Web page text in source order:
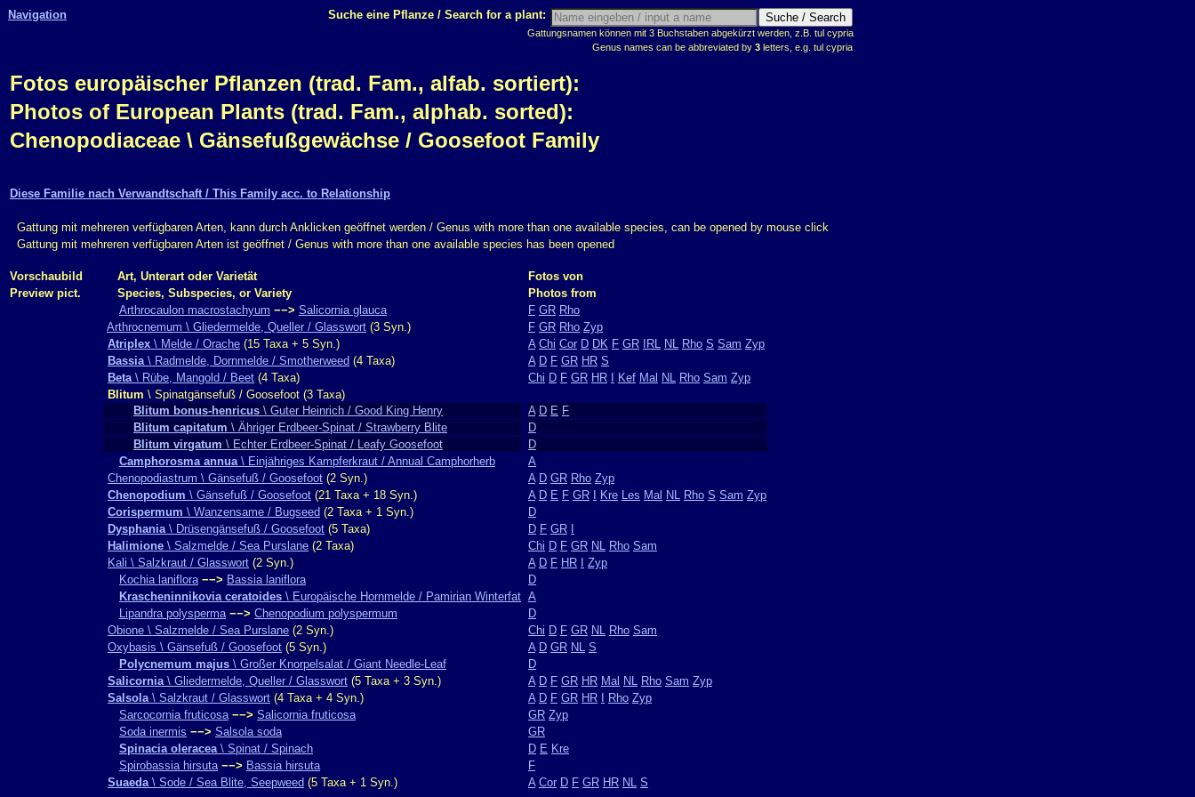
Navigation Suche eine Pflanze / Search for a plant:
Gattungsnamen können mit 3 Buchstaben abgekürzt werden, z.B. tul cypria
Genus names can be abbreviated by 3 letters, e.g. tul cypria
Fotos europäischer Pflanzen (trad. Fam., alfab. sortiert):
Photos of European Plants (trad. Fam., alphab. sorted):
Chenopodiaceae \ Gänsefußgewächse / Goosefoot Family
Diese Familie nach Verwandtschaft / This Family acc. to Relationship
Gattung mit mehreren verfügbaren Arten, kann durch Anklicken geöffnet werden / Genus with more than one available species, can be opened by mouse click
Gattung mit mehreren verfügbaren Arten ist geöffnet / Genus with more than one available species has been opened
Vorschaubild Art, Unterart oder Varietät
Fotos von
Preview pict.
Species, Subspecies, or Variety
Photos from
Arthrocaulon macrostachyum −−> Salicornia glauca F GR Rho
Arthrocnemum \ Gliedermelde, Queller / Glasswort (3 Syn.) F GR Rho Zyp
Atriplex \ Melde / Orache (15 Taxa + 5 Syn.) A Chi Cor D DK F GR IRL NL Rho S Sam Zyp
Bassia\ Radmelde, Dornmelde / Smotherweed (4 Taxa) A D F GR HR S
Beta\ Rübe, Mangold / Beet (4 Taxa) Chi D F GR HR Kef Mal NL Rho Sam Zyp
Blitum \ Spinatgänsefuß / Goosefoot (3 Taxa)
Blitum bonus-henricus \ Guter Heinrich / Good King Henry A D E F
Blitum capitatum \ Ähriger Erdbeer-Spinat / Strawberry Blite
D
Blitum virgatum \ Echter Erdbeer-Spinat / Leafy Goosefoot
D
Camphorosma annua\ Einjähriges Kampferkraut / Annual Camphorherb
A
Chenopodiastrum \ Gänsefuß / Goosefoot (2 Syn.) A D GR Rho Zyp
Chenopodium \ Gänsefuß / Goosefoot (21 Taxa + 18 Syn.) A D E F GR Kre Les Mal NL Rho S Sam Zyp
Corispermum \ Wanzensame / Bugseed (2 Taxa + 1 Syn.)
D
Dysphania\ Drüsengänsefuß / Goosefoot (5 Taxa) D F GR
Halimione \ Salzmelde / Sea Purslane (2 Taxa) Chi D F GR NL Rho Sam
Kali \ Salzkraut / Glasswort (2 Syn.) A D F HR
Zyp
Kochia laniflora −−> Bassia laniflora
D
Krascheninnikovia ceratoides \ Europäische Hornmelde / Pamirian Winterfat A
Lipandra polysperma −−> Chenopodium polyspermum
D
Obione \ Salzmelde / Sea Purslane (2 Syn.) Chi D F GR NL Rho Sam
Oxybasis \ Gänsefuß / Goosefoot (5 Syn.) A D GR NL S
Polycnemum majus \ Großer Knorpelsalat / Giant Needle-Leaf
D
Salicornia\ Gliedermelde, Queller / Glasswort (5 Taxa + 3 Syn.) A D F GR HR Mal NL Rho Sam Zyp
Salsola\ Salzkraut / Glasswort (4 Taxa + 4 Syn.) A D F GR HR Rho Zyp
Sarcocornia fruticosa −−> Salicornia fruticosa GR Zyp
Soda inermis −−> Salsola soda
GR
Spinacia oleracea\ Spinat / Spinach D E Kre
Spirobassia hirsuta −−> Bassia hirsuta
F
Suaeda\ Sode / Sea Blite, Seepweed (5 Taxa + 1 Syn.) A Cor D F GR HR NL S